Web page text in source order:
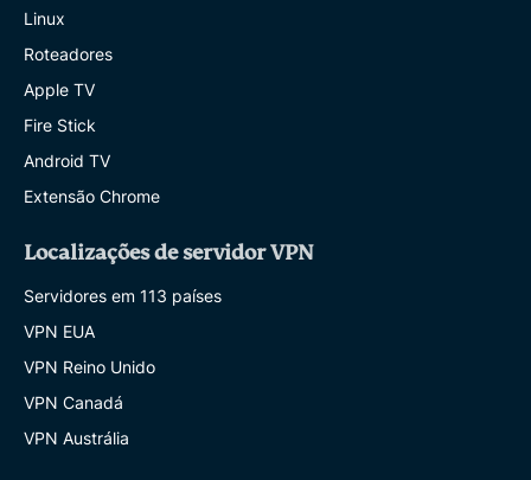
Linux
Roteadores
Apple TV
Fire Stick
Android TV
Extensão Chrome
Localizações de servidor VPN
Servidores em 113 países
VPN EUA
VPN Reino Unido
VPN Canadá
VPN Austrália